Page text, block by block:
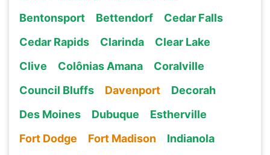
Bentonsport
Bettendorf
Cedar Falls
Cedar Rapids
Clarinda
Clear Lake
Clive
Colônias Amana
Coralville
Council Bluffs
Davenport
Decorah
Des Moines
Dubuque
Estherville
Fort Dodge
Fort Madison
Indianola